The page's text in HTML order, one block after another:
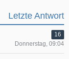
Letzte Antwort
16
Donnerstag, 09:04